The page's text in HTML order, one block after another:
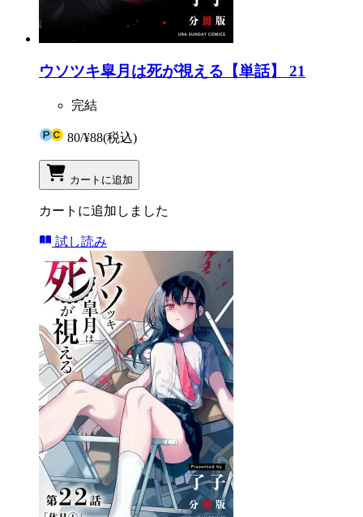
ウソツキ皐月は死が視える【単話】 21
完結
80/¥88(税込)
カートに追加
カートに追加しました
試し読み